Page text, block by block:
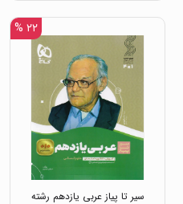
۲۲ %
سیر تا پیاز عربی یازدهم رشته